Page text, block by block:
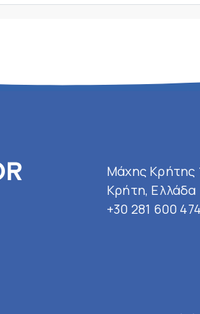
Μάχης Κρήτης
Κρήτη, Ελλάδα
+30 281 600